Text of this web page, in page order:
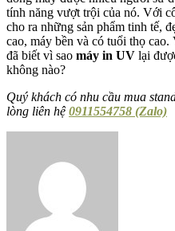
tính năng vượt trội của nó. Với
cho ra những sản phẩm tinh tế,
cao, máy bền và có tuổi thọ
đã biết vì sao máy in UV lại
không nào?
Quý khách có nhu cầu mua
lòng liên hệ0911554758 (Zalo)